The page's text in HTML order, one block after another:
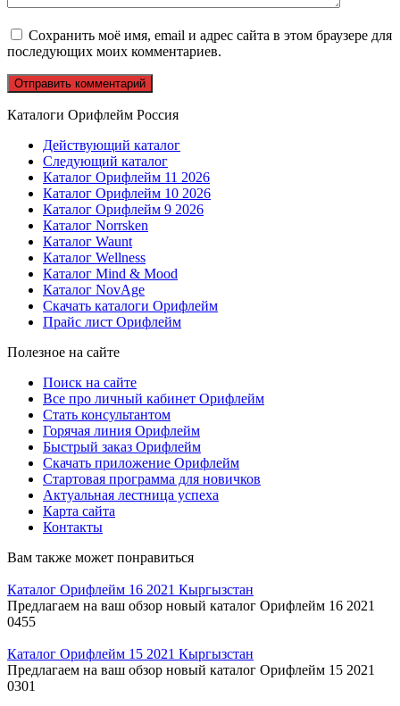
Сохранить моё имя, email и адрес сайта в этом браузере для
последующих моих комментариев.
Каталоги Орифлейм Россия
Действующий каталог
Следующий каталог
Каталог Орифлейм 11 2026
Каталог Орифлейм 10 2026
Каталог Орифлейм 9 2026
Каталог Norrsken
Каталог Waunt
Каталог Wellness
Каталог Mind & Mood
Каталог NovAge
Скачать каталоги Орифлейм
Прайс лист Орифлейм
Полезное на сайте
Поиск на сайте
Все про личный кабинет Орифлейм
Стать консультантом
Горячая линия Орифлейм
Быстрый заказ Орифлейм
Скачать приложение Орифлейм
Стартовая программа для новичков
Актуальная лестница успеха
Карта сайта
Контакты
Вам также может понравиться
Каталог Орифлейм 16 2021 Кыргызстан
Предлагаем на ваш обзор новый каталог Орифлейм 16 2021
0455
Каталог Орифлейм 15 2021 Кыргызстан
Предлагаем на ваш обзор новый каталог Орифлейм 15 2021
0301